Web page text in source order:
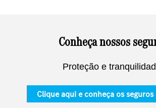
Conheça nossos
Proteção e
Clique aqui e conheça os